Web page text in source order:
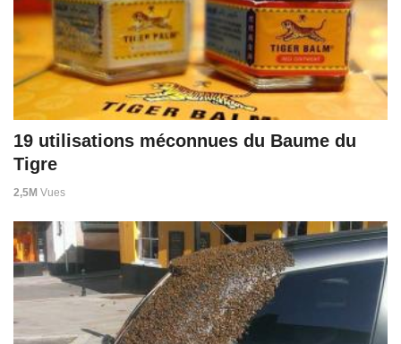
19 utilisations méconnues du Baume du
Tigre
2,5M Vues